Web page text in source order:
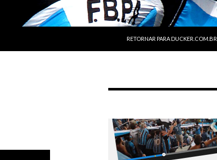
RETORNAR PARA DUCKER.COM.BR